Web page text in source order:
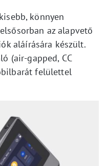
kisebb, könnyen
az alapvető
aláírására készült.
(air-gapped, CC
felülettel